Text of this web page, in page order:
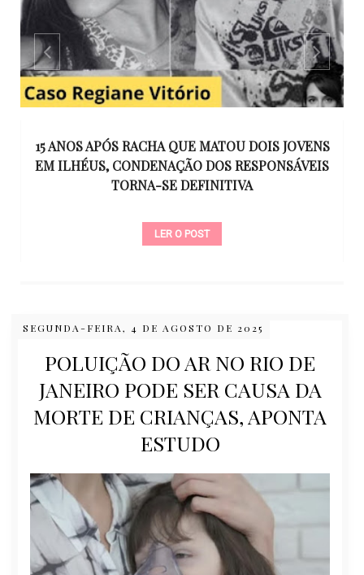
15 ANOS APÓS RACHA QUE MATOU DOIS JOVENS
EM ILHÉUS, CONDENAÇÃO DOS RESPONSÁVEIS
TORNA-SE DEFINITIVA
LER O POST
SEGUNDA-FEIRA, 4 DE AGOSTO DE 2025
POLUIÇÃO DO AR NO RIO DE
JANEIRO PODE SER CAUSA DA
MORTE DE CRIANÇAS, APONTA
ESTUDO